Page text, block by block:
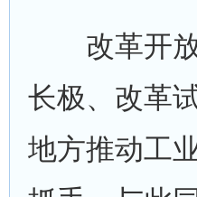
改革开放
长极、改革
地方推动工